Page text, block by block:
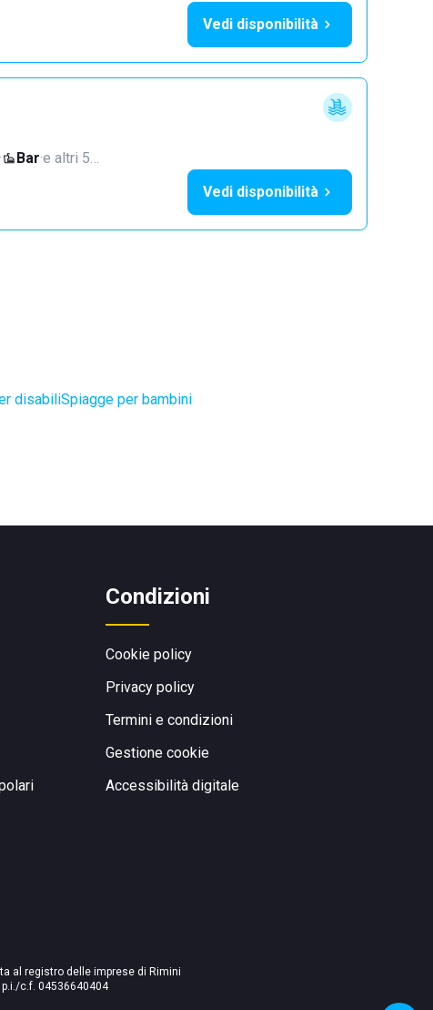
Vedi disponibilità
· Bar·e altri 5…
Vedi disponibilità
disabiliSpiagge per bambini
Condizioni
Cookie policy
Privacy policy
Termini e condizioni
Gestione cookie
Accessibilità digitale
al registro delle imprese di Rimini
p.i./c.f. 04536640404